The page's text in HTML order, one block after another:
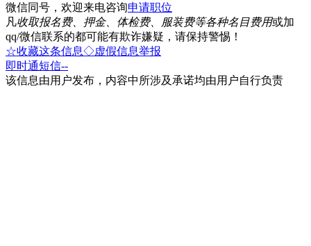
微信同号，欢迎来电咨询申请职位
凡收取报名费、押金、体检费、服装费等各种名目费用或加
qq/微信联系的都可能有欺诈嫌疑，请保持警惕！
☆收藏这条信息◇虚假信息举报
即时通短信--
该信息由用户发布，内容中所涉及承诺均由用户自行负责